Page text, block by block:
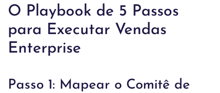
O Playbook de 5 Passos
para Executar Vendas
Enterprise
Passo 1: Mapear o Comitê de